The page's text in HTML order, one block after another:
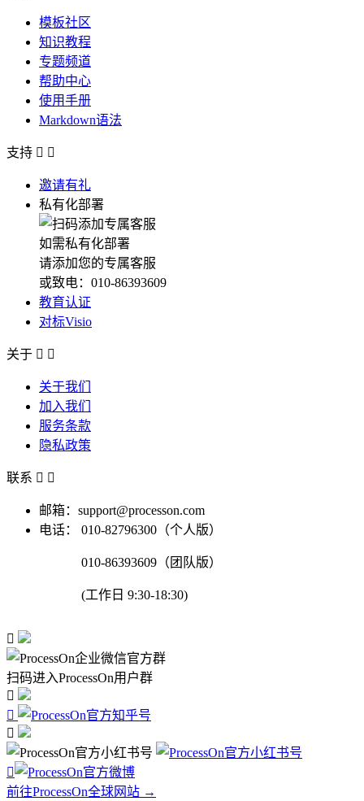
模板社区
知识教程
专题频道
帮助中心
使用手册
Markdown语法
支持  
邀请有礼
私有化部署
如需私有化部署
请添加您的专属客服
或致电：010-86393609
教育认证
对标Visio
关于  
关于我们
加入我们
服务条款
隐私政策
联系  
邮箱：support@processon.com
电话：
010-82796300（个人版）
010-86393609（团队版）
(工作日 9:30-18:30)

扫码进入ProcessOn用户群




前往ProcessOn全球网站 →